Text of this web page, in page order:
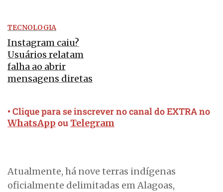
TECNOLOGIA
Instagram caiu?
Usuários relatam
falha ao abrir
mensagens diretas
• Clique para se inscrever no canal do EXTRA no
WhatsApp ou Telegram
Atualmente, há nove terras indígenas
oficialmente delimitadas em Alagoas,